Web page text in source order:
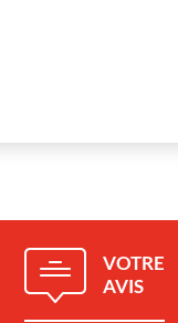
VOTRE
AVIS